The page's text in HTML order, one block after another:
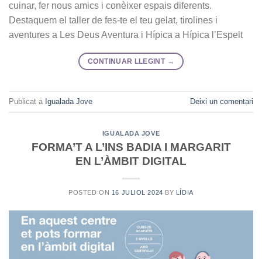
cuinar, fer nous amics i conèixer espais diferents.
Destaquem el taller de fes-te el teu gelat, tirolines i
aventures a Les Deus Aventura i Hípica a Hípica l’Espelt
CONTINUAR LLEGINT →
Publicat a Igualada Jove Deixi un comentari
IGUALADA JOVE
FORMA’T A L’INS BADIA I MARGARIT
EN L’ÀMBIT DIGITAL
POSTED ON 16 JULIOL 2024 BY LÍDIA